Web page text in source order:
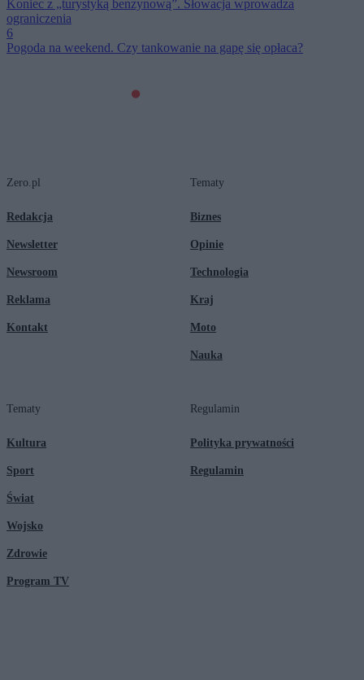
Koniec z „turystyką benzynową”. Słowacja wprowadza
ograniczenia
6
Pogoda na weekend. Czy tankowanie na gapę się opłaca?
Zero.pl
Redakcja
Newsletter
Newsroom
Reklama
Kontakt
Tematy
Biznes
Opinie
Technologia
Kraj
Moto
Nauka
Tematy
Kultura
Sport
Świat
Wojsko
Zdrowie
Program TV
Regulamin
Polityka prywatności
Regulamin